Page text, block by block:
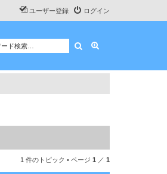
ログイン
ユーザー登録
検索
1 件のトピック • ページ 1 ／ 1